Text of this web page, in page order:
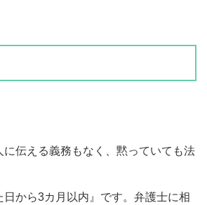
伝える義務もなく、黙っていても法
から3カ月以内』です。弁護士に相